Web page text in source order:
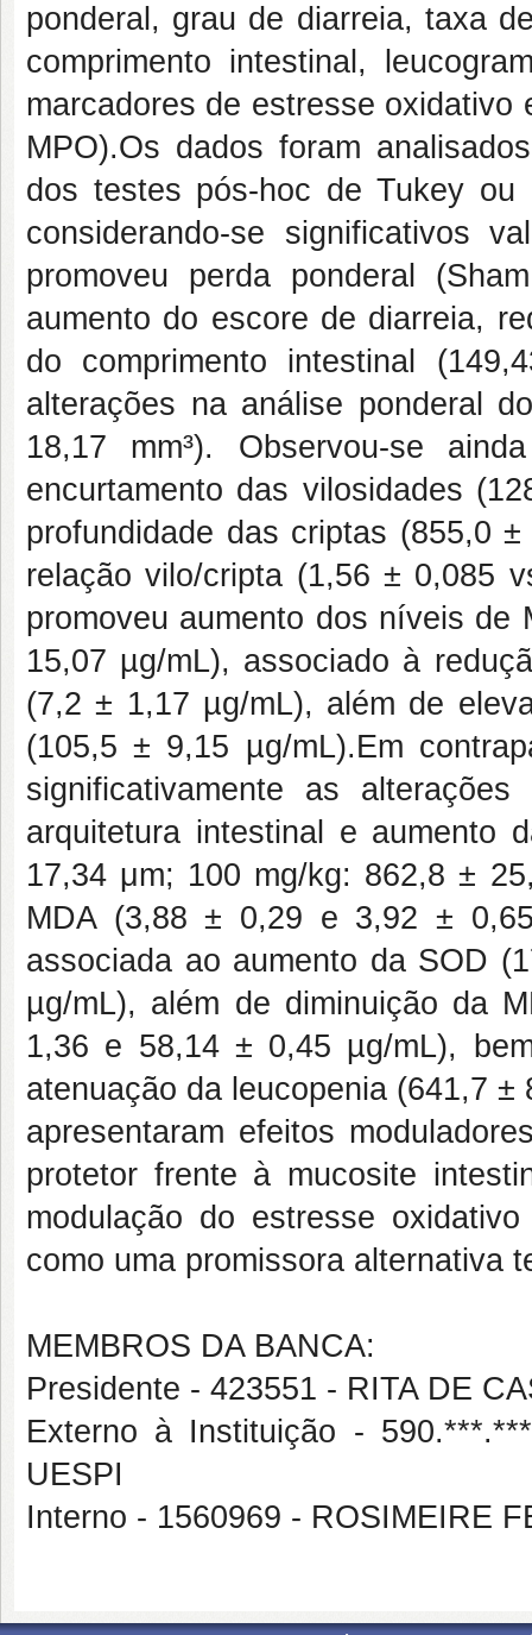
ponderal, grau de diarreia, taxa
comprimento intestinal,
marcadores de estresse
MPO).Os dados foram
dos testes pós-hoc de Tukey
considerando-se significativos
promoveu perda ponderal
aumento do escore de diarreia,
do comprimento intestinal
alterações na análise ponderal
18,17 mm³). Observou-se
encurtamento das vilosidades
profundidade das criptas (855,0
relação vilo/cripta (1,56 ± 0,085
promoveu aumento dos níveis
15,07 µg/mL), associado à
(7,2 ± 1,17 µg/mL), além de
(105,5 ± 9,15 µg/mL).Em
significativamente as
arquitetura intestinal e aumento
17,34 μm; 100 mg/kg: 862,8 ±
MDA (3,88 ± 0,29 e 3,92 ±
associada ao aumento da SOD
µg/mL), além de diminuição da
1,36 e 58,14 ± 0,45 µg/mL),
atenuação da leucopenia (641,7 ±
apresentaram efeitos
protetor frente à mucosite
modulação do estresse
como uma promissora alternativa
MEMBROS DA BANCA:
Presidente - 423551 - RITA DE
Externo à Instituição -
UESPI
Interno - 1560969 - ROSIMEIRE